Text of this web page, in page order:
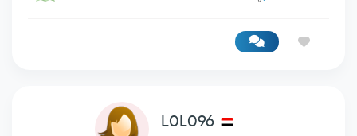
L0L096